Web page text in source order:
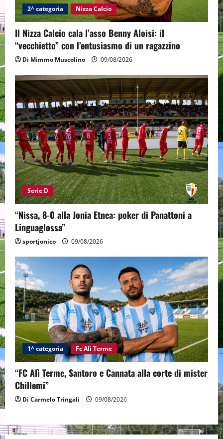
2^ categoria Nizza Calcio
Il Nizza Calcio cala l’asso Benny Aloisi: il
“vecchietto” con l’entusiasmo di un ragazzino
Di Mimmo Muscolino 09/08/2026
Serie D
“Nissa, 8-0 alla Jonia Etnea: poker di Panattoni a
Linguaglossa”
sportjonico 09/08/2026
1^ categoria Fc Alì Terme
“FC Alì Terme, Santoro e Cannata alla corte di mister
Chillemi”
Di Carmelo Tringali 09/08/2026